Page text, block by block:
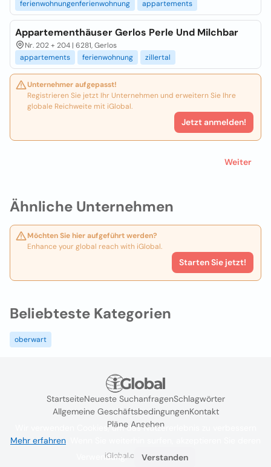
Ähnliche Unternehmen
Möchten Sie hier aufgeführt werden?
Enhance your global reach with iGlobal.
Starten Sie jetzt!
ferienwohnungenferienwohnung
appartements
Appartementhäuser Gerlos Perle Und Milchbar
Nr. 202 + 204 | 6281, Gerlos
appartements
ferienwohnung zillertal
Unternehmer aufgepasst!
Registrieren Sie jetzt Ihr Unternehmen und erweitern Sie Ihre
globale Reichweite mit iGlobal.
Jetzt anmelden!
Weiter
Beliebteste Kategorien
oberwart
StartseiteNeueste SuchanfragenSchlagwörter
Allgemeine GeschäftsbedingungenKontakt
Pläne Ansehen
iGlobal.co @ 2024
Wir verwenden Cookies, um das Nutzererlebnis zu verbessern
Mehr erfahren
Verwendung.
Verstanden